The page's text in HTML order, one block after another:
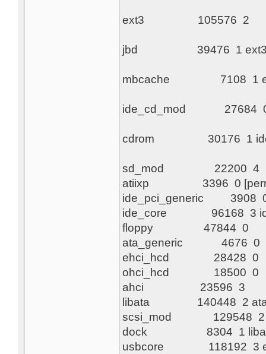
ext3
jbd
cdrom
sd_mod 22200 4
atiixp 3396 0
ide_pci_generic 3908 0
ide_core 96168 3
floppy 47844 0
ata_generic 4676 0
ehci_hcd 28428 0
ohci_hcd 18500 0
ahci 23596 3
libata 140448 2
scsi_mod 129548 2
dock 8304 1
usbcore 118192 3